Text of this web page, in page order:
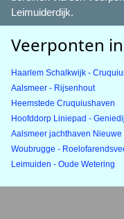
Leimuiderdijk.
Veerponten
Haarlem Schalkwijk -
Aalsmeer - Rijsenhout
Heemstede Cruquiushaven
Hoofddorp Liniepad -
Aalsmeer jachthaven Nieuwe
Woubrugge -
Leimuiden - Oude Wetering